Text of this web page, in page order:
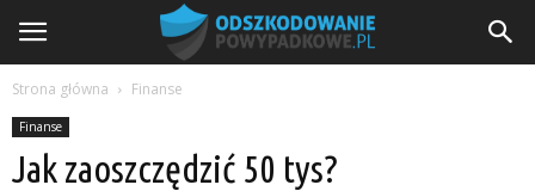
Strona główna Finanse
Finanse
Jak zaoszczędzić 50 tys?